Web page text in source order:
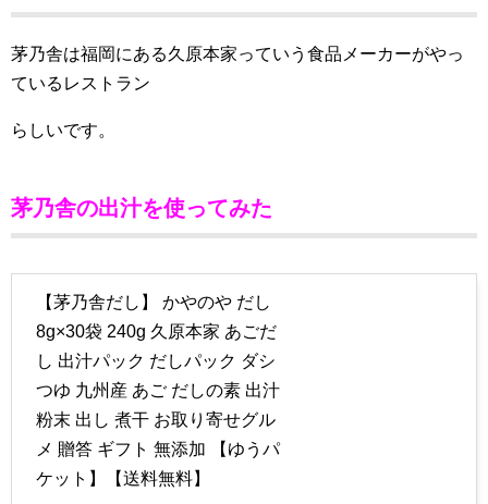
茅乃舎は福岡にある久原本家っていう食品メーカーがやっ
ているレストラン
らしいです。
茅乃舎の出汁を使ってみた
【茅乃舎だし】 かやのや だし
8g×30袋 240g 久原本家 あごだ
し 出汁パック だしパック ダシ
つゆ 九州産 あご だしの素 出汁
粉末 出し 煮干 お取り寄せグル
メ 贈答 ギフト 無添加 【ゆうパ
ケット】【送料無料】